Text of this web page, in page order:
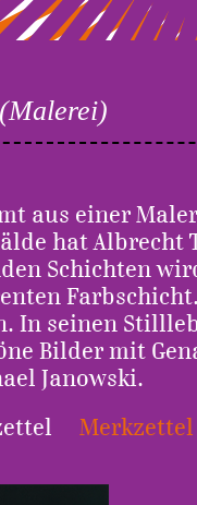
(Malerei)
aus einer
hat
Schichten
In seinen
Bilder mit
Janowski.